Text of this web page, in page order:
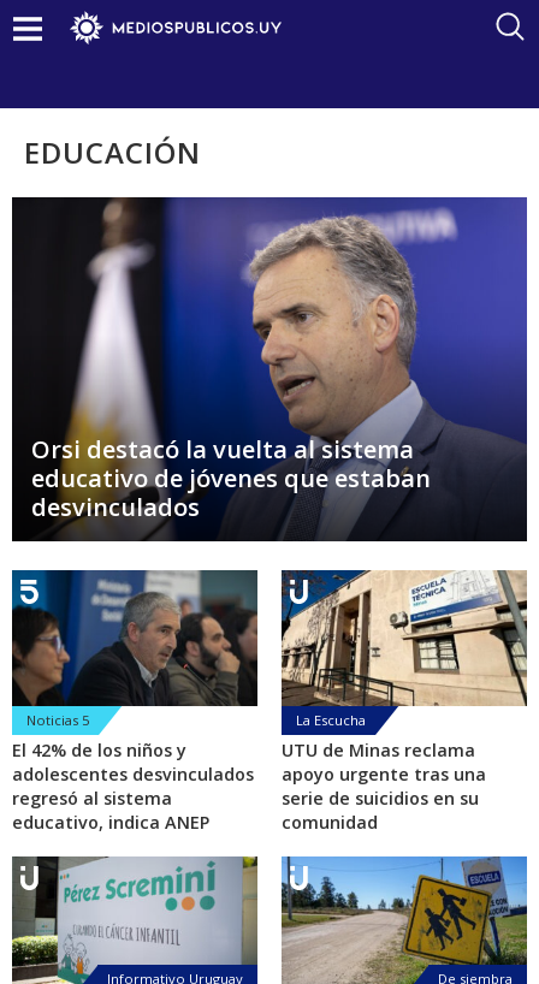
EDUCACIÓN
Orsi destacó la vuelta al sistema
educativo de jóvenes que estaban
desvinculados
Noticias 5
El 42% de los niños y
adolescentes desvinculados
regresó al sistema
educativo, indica ANEP
La Escucha
UTU de Minas reclama
apoyo urgente tras una
serie de suicidios en su
comunidad
Informativo Uruguay De siembra